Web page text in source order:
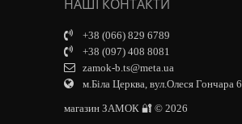
НАШІ КОНТАКТИ
+38 (066) 829 6789
+38 (097) 408 8081
zamok-b.ts@meta.ua
м.Біла Церква, вул.Олеся Гончара 6
магазин ЗАМОК 🔐 © 2026